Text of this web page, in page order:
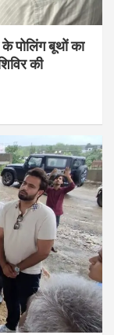
पोलिंग बूथों का
की